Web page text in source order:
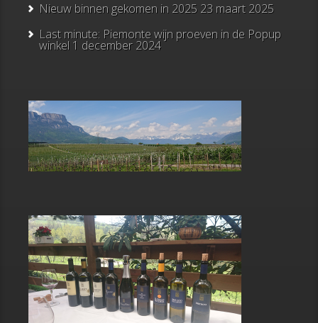
Nieuw binnen gekomen in 2025 23 maart 2025
Last minute: Piemonte wijn proeven in de Popup
winkel 1 december 2024